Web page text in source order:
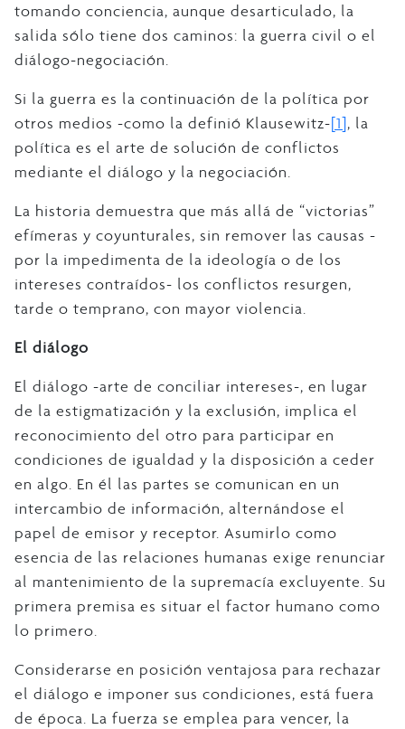
tomando conciencia, aunque desarticulado, la
salida sólo tiene dos caminos: la guerra civil o el
diálogo-negociación.
Si la guerra es la continuación de la política por
otros medios -como la definió Klausewitz-[1], la
política es el arte de solución de conflictos
mediante el diálogo y la negociación.
La historia demuestra que más allá de “victorias”
efímeras y coyunturales, sin remover las causas -
por la impedimenta de la ideología o de los
intereses contraídos- los conflictos resurgen,
tarde o temprano, con mayor violencia.
El diálogo
El diálogo -arte de conciliar intereses-, en lugar
de la estigmatización y la exclusión, implica el
reconocimiento del otro para participar en
condiciones de igualdad y la disposición a ceder
en algo. En él las partes se comunican en un
intercambio de información, alternándose el
papel de emisor y receptor. Asumirlo como
esencia de las relaciones humanas exige renunciar
al mantenimiento de la supremacía excluyente. Su
primera premisa es situar el factor humano como
lo primero.
Considerarse en posición ventajosa para rechazar
el diálogo e imponer sus condiciones, está fuera
de época. La fuerza se emplea para vencer, la